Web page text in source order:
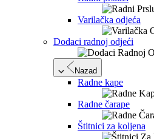
Varilačka odjeća
Dodaci radnoj odjeći
Nazad
Radne kape
Radne čarape
Štitnici za koljena